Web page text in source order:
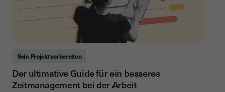
Sein Projekt vorbereiten
Der ultimative Guide für ein besseres
Zeitmanagement bei der Arbeit